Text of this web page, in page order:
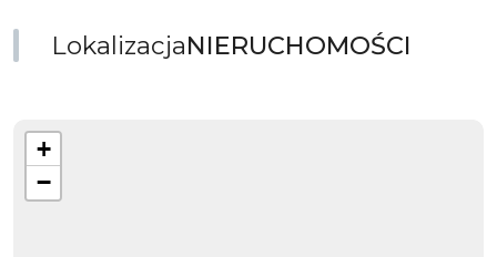
LokalizacjaNIERUCHOMOŚCI
+
−